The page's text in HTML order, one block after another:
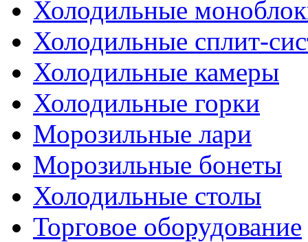
Холодильные
Холодильные сплит-
Холодильные камеры
Холодильные горки
Морозильные лари
Морозильные бонеты
Холодильные столы
Торговое оборудование